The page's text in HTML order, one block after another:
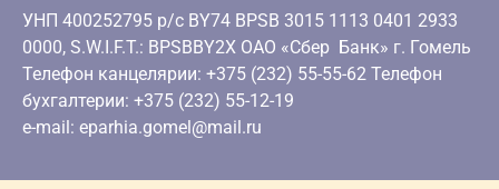
УНП 400252795 р/с BY74 BPSB 3015 1113 0401 2933
0000, S.W.I.F.T.: BPSBBY2X ОАО «Сбер Банк» г. Гомель
Телефон канцелярии: +375 (232) 55-55-62 Телефон
бухгалтерии: +375 (232) 55-12-19
e-mail: eparhia.gomel@mail.ru